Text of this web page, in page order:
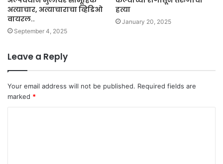
अत्याचार, अत्याचाराचा व्हिडिओ
वायरल..
September 4, 2025
हत्या
January 20, 2025
Leave a Reply
Your email address will not be published. Required fields are
marked *